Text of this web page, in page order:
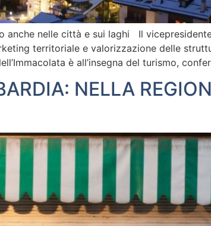
anche nelle città e sui laghi Il
territoriale e valorizzazione delle
è all’insegna del turismo,
NELLA